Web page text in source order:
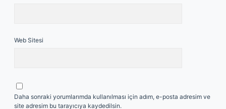
Web Sitesi
Daha sonraki yorumlarımda kullanılması için adım, e-posta adresim ve
site adresim bu tarayıcıya kaydedilsin.